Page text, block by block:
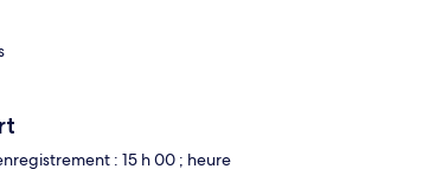
: 15 h 00 ; heure